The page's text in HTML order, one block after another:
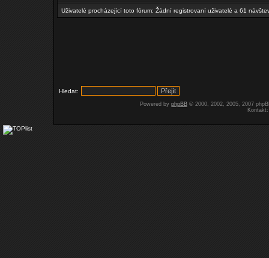
Uživatelé procházející toto fórum: Žádní registrovaní uživatelé a 61
Hledat:
Powered by phpBB© 2000, 2002, 2005, 2007